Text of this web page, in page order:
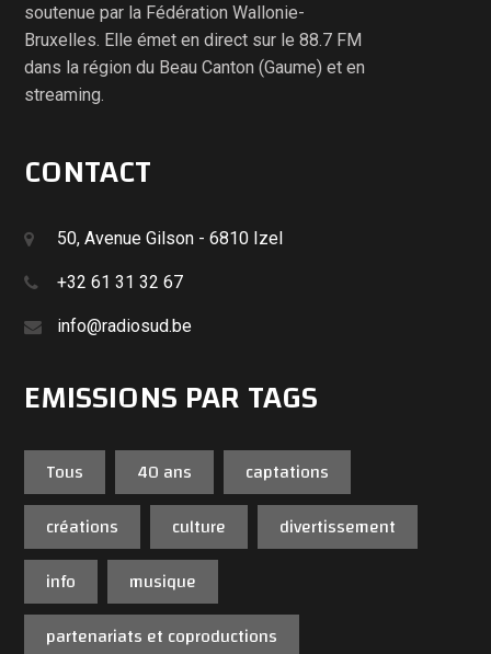
soutenue par la Fédération Wallonie-
Bruxelles. Elle émet en direct sur le 88.7 FM
dans la région du Beau Canton (Gaume) et en
streaming.
CONTACT
50, Avenue Gilson - 6810 Izel
+32 61 31 32 67
info@radiosud.be
EMISSIONS PAR TAGS
Tous 40 ans
captations
créations
culture
divertissement
info
musique
partenariats et coproductions